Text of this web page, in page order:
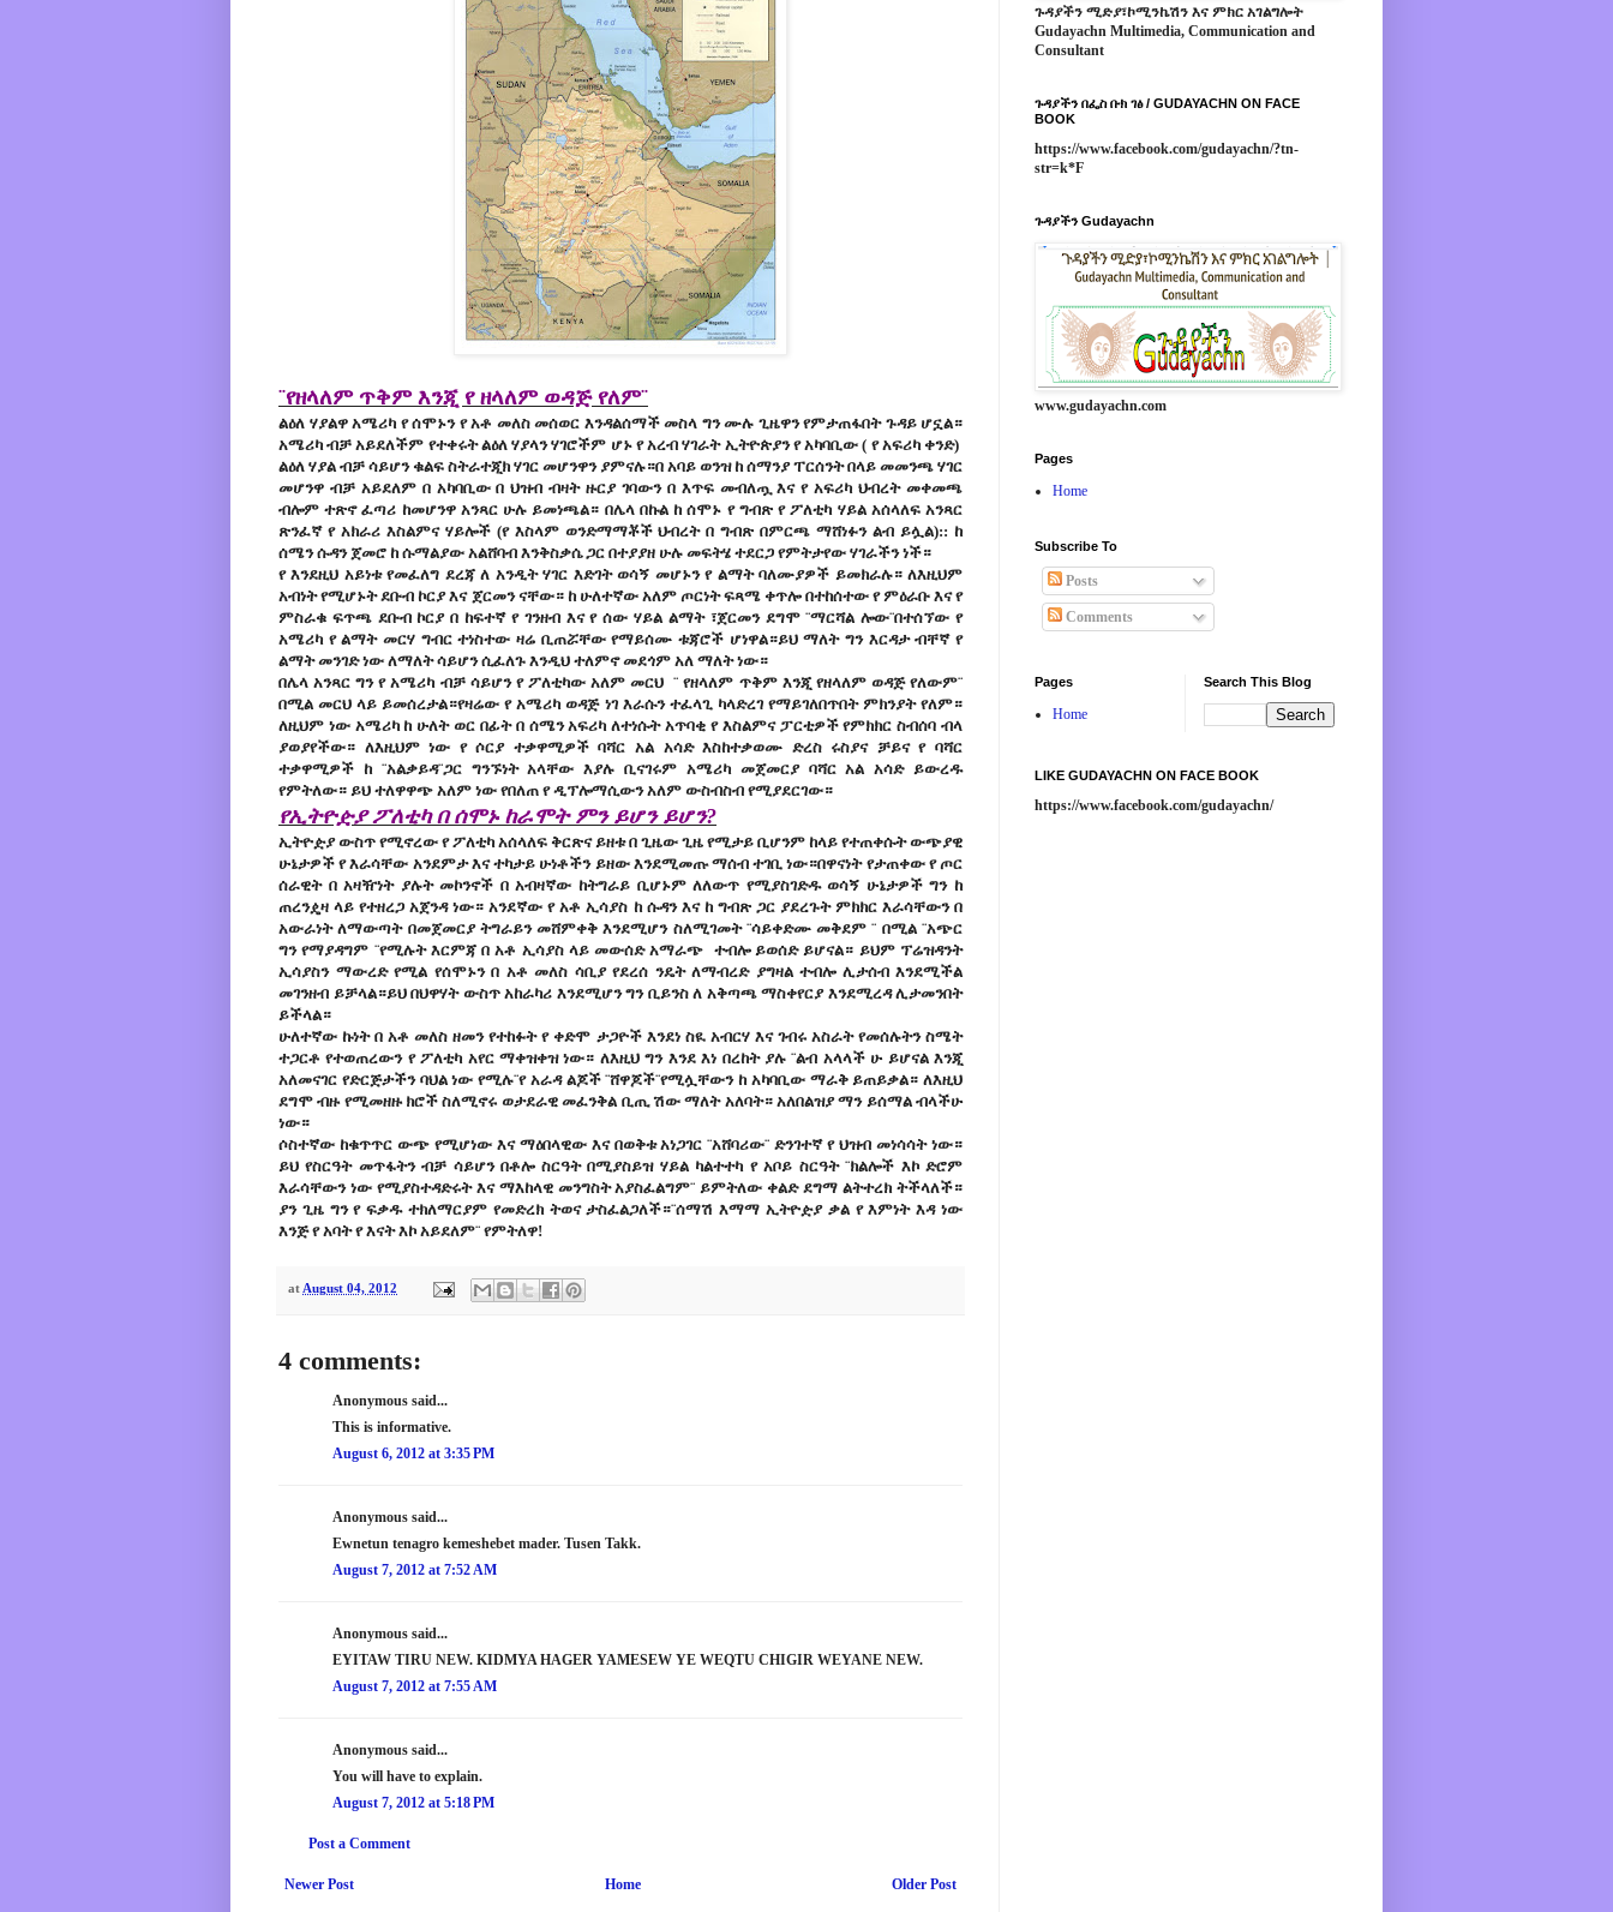
¨የዘላለም ጥቅም እንጂ የ ዘላለም ወዳጅ የለም¨
ልዕለ ሃያልዋ አሜሪካ የ ሰሞኑን የ አቶ መለስ መሰወር እንዳልሰማች መስላ ግን ሙሉ ጊዜዋን የምታጠፋበት ጉዳይ ሆኗል።
አሜሪካ ብቻ አይደለችም የተቀሩት ልዕለ ሃያላን ሃገሮችም ሆኑ የ አረብ ሃገራት ኢትዮጵያን የ አካባቢው ( የ አፍሪካ ቀንድ)
ልዕለ ሃያል ብቻ ሳይሆን ቁልፍ ስትራተጂክ ሃገር መሆንዋን ያምናሉ።በ አባይ ወንዝ ከ ሰማንያ ፐርሰንት በላይ መመንጫ ሃገር
መሆንዋ ብቻ አይደለም በ አካባቢው በ ህዝብ ብዛት ዙርያ ገባውን በ እጥፍ መብለጧ እና የ አፍሪካ ህብረት መቀመጫ
ብሎም ተጽኖ ፈጣሪ ከመሆንዋ አንጻር ሁሉ ይመነጫል። በሌላ በኩል ከ ሰሞኑ የ ግብጽ የ ፖለቲካ ሃይል አሰላለፍ አንጻር
ጽንፈኛ የ አክራሪ እስልምና ሃይሎች (የ እስላም ወንድማማቾች ህብረት በ ግብጽ በምርጫ ማሸነፉን ልብ ይሏል):: ከ
ሰሜን ሱዳን ጀመሮ ከ ሱማልያው አልሸባብ እንቅስቃሴ ጋር በተያያዘ ሁሉ መፍትሄ ተደርጋ የምትታየው ሃገራችን ነች።
የ እንደዚህ አይነቱ የመፈለግ ደረጃ ለ አንዲት ሃገር እድገት ወሳኝ መሆኑን የ ልማት ባለሙያዎች ይመክራሉ። ለእዚህም
አብነት የሚሆኑት ደቡብ ኮርያ እና ጀርመን ናቸው። ከ ሁለተኛው አለም ጦርነት ፍጻሜ ቀጥሎ በተከሰተው የ ምዕራቡ እና የ
ምስራቁ ፍጥጫ ደቡብ ኮርያ በ ከፍተኛ የ ገንዘብ እና የ ሰው ሃይል ልማት ፣ጀርመን ደግሞ ¨ማርሻል ሎው¨በተሰኘው የ
አሜሪካ የ ልማት መርሃ ግብር ተነስተው ዛሬ ቢጠሯቸው የማይሰሙ ቱጃሮች ሆነዋል።ይህ ማለት ግን እርዳታ ብቸኛ የ
ልማት መንገድ ነው ለማለት ሳይሆን ሲፈለጉ እንዲህ ተለምኖ መደጎም አለ ማለት ነው።
በሌላ አንጻር ግን የ አሜሪካ ብቻ ሳይሆን የ ፖለቲካውአለም መርህ ¨ የዘላለም ጥቅም እንጂ የዘላለም ወዳጅ የለውም¨
በሚል መርህ ላይ ይመሰረታል።የዛሬው የ አሜሪካ ወዳጅ ነገ እራሱን ተፈላጊ ካላድረገ የማይገለበጥበት ምክንያት የለም።
ለዚህም ነው አሜሪካ ከ ሁለት ወር በፊት በ ሰሜን አፍሪካ ለተነሱት አጥባቂ የ እስልምና ፓርቲዎች የምክክር ስብሰባ ብላ
ያወያየችው። ለእዚህም ነው የ ሶርያ ተቃዋሚዎች ባሻር አል አሳድ እስከተቃወሙ ድረስ ሩስያና ቻይና የ ባሻር
ተቃዋሚዎች ከ ¨አልቃይዳ¨ጋር ግንኙነት አላቸው እያሉ ቢናገሩም አሜሪካ መጀመርያ ባሻር አል አሳድ ይውረዱ
የምትለው። ይህ ተለዋዋጭ አለም ነው የበለጠ የ ዲፕሎማሲውን አለም ውስብስብ የሚያደርገው።
የኢትዮዽያ ፖለቲካ በ ሰሞኑ ከራሞት ምን ይሆን ይሆን?
ኢትዮዽያ ውስጥ የሚኖረው የ ፖለቲካ አሰላለፍ ቅርጽና ይዘቱ በ ጊዜው ጊዜ የሚታይ ቢሆንም ከላይ የተጠቀሱት ውጭያዊ
ሁኔታዎች የ እራሳቸው አንደምታ እና ተካታይ ሁነቶችን ይዘው እንደሚመጡ ማሰብ ተገቢ ነው።በዋናነት የታጠቀው የ ጦር
ሰራዊት በ አዛዥነት ያሉት መኮንኖች በ አብዛኛው ከትግራይ ቢሆኑም ለለውጥ የሚያስገድዱ ወሳኝ ሁኔታዎች ግን ከ
ጠረንዼዛ ላይ የተዘረጋ አጀንዳ ነው። አንደኛው የ አቶ ኢሳያስ ከ ሱዳን እና ከ ግብጽ ጋር ያደረጉት ምክክር እራሳቸውን በ
አውራነት ለማውጣት በመጀመርያ ትግራይን መሸምቀቅ እንደሚሆን ስለሚገመት ¨ሳይቀድሙ መቅደም ¨ በሚል ¨አጭር
ግን የማያዳግም ¨የሚሉት እርምጃ በ አቶ ኢሳያስ ላይ መውሰድ አማራጭ ተብሎ ይወሰድ ይሆናል። ይህም ፕሬዝዳንት
ኢሳያስን ማውረድ የሚል የሰሞኑን በ አቶ መለስ ሳቢያ የደረሰ ንዴት ለማብረድ ያግዛል ተብሎ ሊታሰብ እንደሚችል
መገንዘብ ይቻላል።ይህ በህዋሃት ውስጥ አከራካሪ እንደሚሆን ግን ቢይንስ ለ አቅጣጫ ማስቀየርያ እንደሚረዳ ሊታመንበት
ይችላል።
ሁለተኛው ኩነት በ አቶ መለስ ዘመን የተከፉት የ ቀድሞ ታጋዮች እንደነ ስዪ አብርሃ እና ገብሩ አስራት የመሰሉትን ስሜት
ተጋርቶ የተወጠረውን የ ፖለቲካ አየር ማቀዝቀዝ ነው። ለእዚህ ግን እንደ እነ በረከት ያሉ ¨ልብ አላላች ሁ ይሆናል እንጂ
አለመናገር የድርጅታችን ባህል ነው የሚሉ¨የ አራዳ ልጆች ¨ሸዋጆች¨የሚሏቸውን ከ አካባቢው ማራቅ ይጠይቃል። ለእዚህ
ደግሞ ብዙ የሚመዘዙ ክሮች ስለሚኖሩ ወታደራዊ መፈንቅል ቢጢ ሽው ማለት አለባት። አለበልዝያ ማን ይሰማል ብላችሁ
ነው።
ሶስተኛው ከቁጥጥር ውጭ የሚሆነው እና ማዕበላዊው እና በወቅቱ አነጋገር ¨አሸባሪው¨ ድንገተኛ የ ህዝብ መነሳሳት ነው።
ይህ የስርዓት መጥፋትን ብቻ ሳይሆን በቶሎ ስርዓት በሚያስይዝ ሃይል ካልተተካ የ አቦይ ስርዓት ¨ክልሎች እኮ ድሮም
እራሳቸውን ነው የሚያስተዳድሩት እና ማእከላዊ መንግስት አያስፈልግም¨ ይምትለው ቀልድ ደግማ ልትተረክ ትችላለች።
ያን ጊዜ ግን የ ፍቃዱ ተክለማርያም የመድረክ ትወና ታስፈልጋለች።¨ሰማሽ እማማ ኢትዮዽያ ቃል የ እምነት እዳ ነው
እንጅ የ አባት የ እናት እኮ አይደለም¨ የምትለዋ!
at August 04, 2012
4 comments:
Anonymous said...
This is informative.
August 6, 2012 at 3:35 PM
Anonymous said...
Ewnetun tenagro kemeshebet mader. Tusen Takk.
August 7, 2012 at 7:52 AM
Anonymous said...
EYITAW TIRU NEW. KIDMYA HAGER YAMESEW YE WEQTU CHIGIR WEYANE NEW.
August 7, 2012 at 7:55 AM
Anonymous said...
You will have to explain.
August 7, 2012 at 5:18 PM
Post a Comment
Newer Post Older Post
Home
ጉዳያችን ሚድያ፣ኮሚንኬሽን እና ምክር አገልግሎት
Gudayachn Multimedia, Communication and
Consultant
ጉዳያችን በፌስ ቡክ ገፅ / GUDAYACHN ON FACE
BOOK
https://www.facebook.com/gudayachn/?tn-
str=k*F
ጉዳያችን Gudayachn
www.gudayachn.com
Pages
Home
Subscribe To
Posts
Comments
Pages
Home
Search This Blog
LIKE GUDAYACHN ON FACE BOOK
https://www.facebook.com/gudayachn/